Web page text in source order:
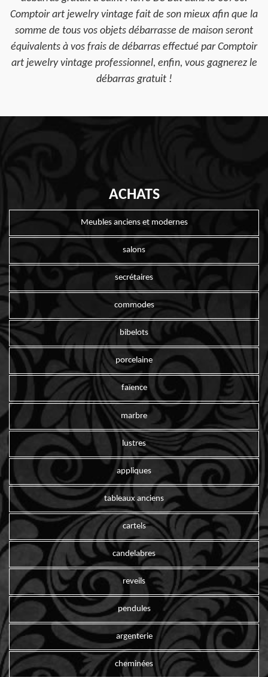
Comptoir art jewelry vintage fait de son mieux afin que la
somme de tous vos objets débarrasse de maison seront
équivalents à vos frais de débarras effectué par Comptoir
art jewelry vintage professionnel, enfin, vous gagnerez le
débarras gratuit !
ACHATS
Meubles anciens et modernes
salons
secrétaires
commodes
bibelots
porcelaine
faïence
marbre
lustres
appliques
tableaux anciens
cartels
candelabres
reveils
pendules
argenterie
cheminées